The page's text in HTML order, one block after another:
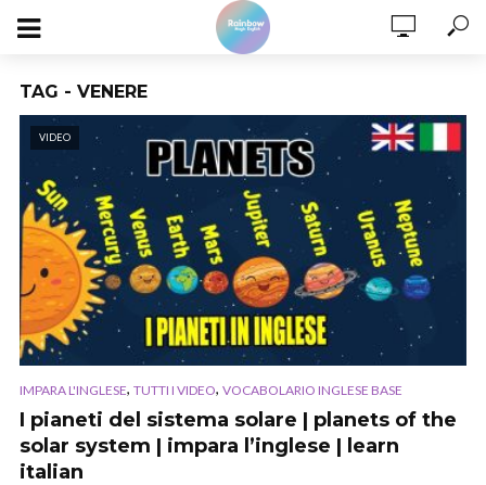
TAG - VENERE
VIDEO
IMPARA L'INGLESE, TUTTI I VIDEO, VOCABOLARIO INGLESE BASE
I pianeti del sistema solare | planets of the
solar system | impara l’inglese | learn
italian